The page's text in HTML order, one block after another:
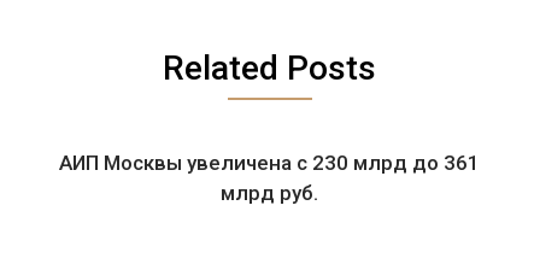
Related Posts
АИП Москвы увеличена с 230 млрд до 361
млрд руб.